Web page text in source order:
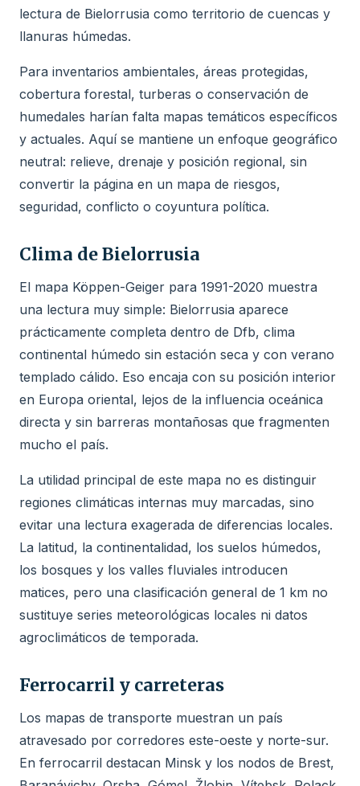
lectura de Bielorrusia como territorio de cuencas y
llanuras húmedas.
Para inventarios ambientales, áreas protegidas,
cobertura forestal, turberas o conservación de
humedales harían falta mapas temáticos específicos
y actuales. Aquí se mantiene un enfoque geográfico
neutral: relieve, drenaje y posición regional, sin
convertir la página en un mapa de riesgos,
seguridad, conflicto o coyuntura política.
Clima de Bielorrusia
El mapa Köppen-Geiger para 1991-2020 muestra
una lectura muy simple: Bielorrusia aparece
prácticamente completa dentro de Dfb, clima
continental húmedo sin estación seca y con verano
templado cálido. Eso encaja con su posición interior
en Europa oriental, lejos de la influencia oceánica
directa y sin barreras montañosas que fragmenten
mucho el país.
La utilidad principal de este mapa no es distinguir
regiones climáticas internas muy marcadas, sino
evitar una lectura exagerada de diferencias locales.
La latitud, la continentalidad, los suelos húmedos,
los bosques y los valles fluviales introducen
matices, pero una clasificación general de 1 km no
sustituye series meteorológicas locales ni datos
agroclimáticos de temporada.
Ferrocarril y carreteras
Los mapas de transporte muestran un país
atravesado por corredores este-oeste y norte-sur.
En ferrocarril destacan Minsk y los nodos de Brest,